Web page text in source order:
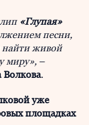
«Глупая»
песни,
найти живой
миру», –
Волкова.
уже
площадках